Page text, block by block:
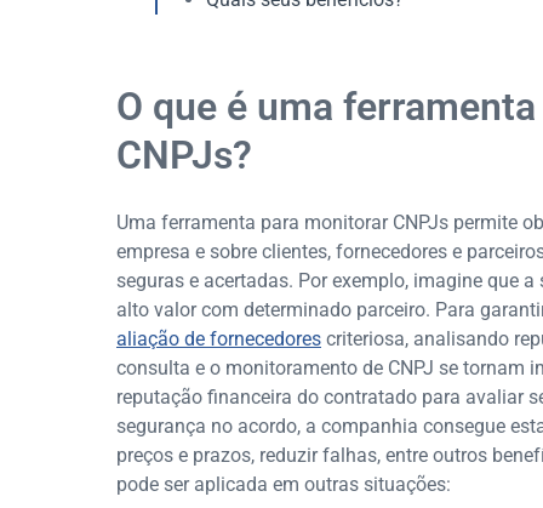
O que é uma
CNPJs?
Uma ferramenta para monitorar CNPJs permite
empresa e sobre clientes, fornecedores e
seguras e acertadas. Por exemplo, imagine que
alto valor com determinado parceiro. Para
aliação de fornecedores criteriosa, analisando
consulta e o monitoramento de CNPJ se tornam
reputação financeira do contratado para avaliar
segurança no acordo, a companhia consegue
preços e prazos, reduzir falhas, entre outros
pode ser aplicada em outras situações: